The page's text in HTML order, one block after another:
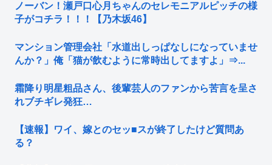
ノーバン！瀬戸口心月ちゃんのセレモニアルピッチの様
子がコチラ！！！【乃木坂46】
マンション管理会社「水道出しっぱなしになっていませ
んか？」俺「猫が飲むように常時出してますよ」⇒...
霜降り明星粗品さん、後輩芸人のファンから苦言を呈さ
れブチギレ発狂…
【速報】ワイ、嫁とのセッ■スが終了したけど質問あ
る？